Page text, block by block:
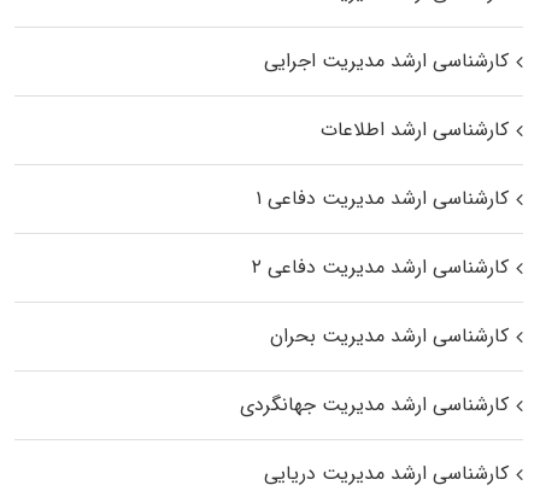
کارشناسی ارشد مدیریت اجرایی
کارشناسی ارشد اطلاعات
کارشناسی ارشد مدیریت دفاعی ۱
کارشناسی ارشد مدیریت دفاعی ۲
کارشناسی ارشد مدیریت بحران
کارشناسی ارشد مدیریت جهانگردی
کارشناسی ارشد مدیریت دریایی